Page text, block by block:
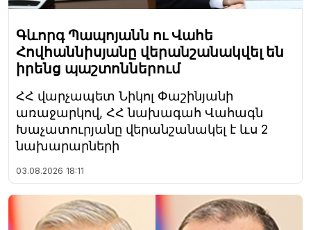
Գևորգ Պապոյանն ու Վահե
Հովհաննիսյանը վերանշանակվել են
իրենց պաշտոններում
ՀՀ վարչապետ Նիկոլ Փաշինյանի
առաջարկով, ՀՀ նախագահ Վահագն
Խաչատուրյանը վերանշանակել է ևս 2
նախարարների
03.08.2026 18:11